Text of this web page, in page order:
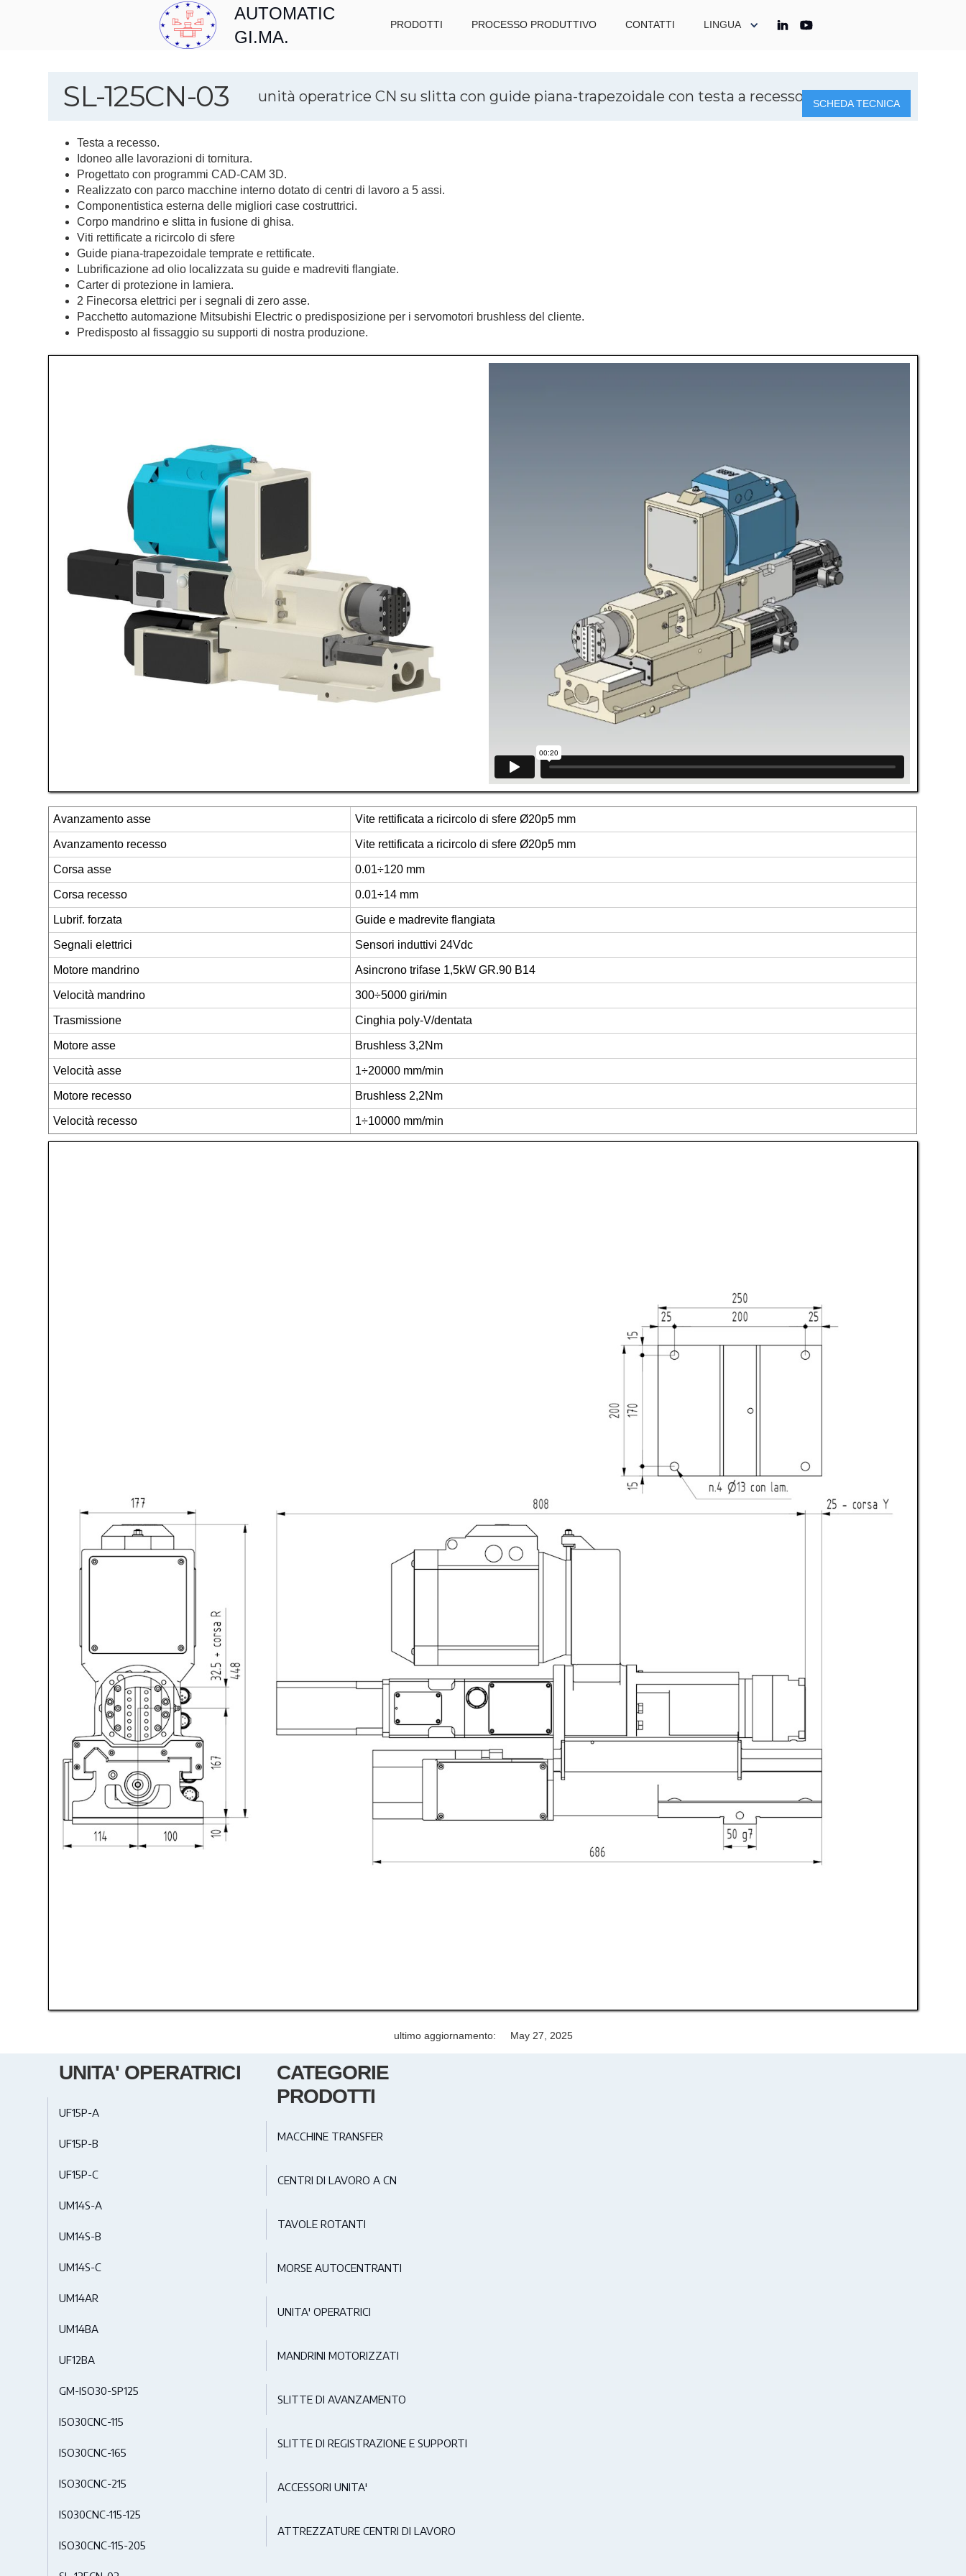
AUTOMATIC
GI.MA.
PRODOTTI PROCESSO PRODUTTIVO CONTATTI LINGUA
SL-125CN-03 unità operatrice CN su slitta con guide piana-trapezoidale con testa a recesso CNSCHEDA TECNICA
Testa a recesso.
Idoneo alle lavorazioni di tornitura.
Progettato con programmi CAD-CAM 3D.
Realizzato con parco macchine interno dotato di centri di lavoro a 5 assi.
Componentistica esterna delle migliori case costruttrici.
Corpo mandrino e slitta in fusione di ghisa.
Viti rettificate a ricircolo di sfere
Guide piana-trapezoidale temprate e rettificate.
Lubrificazione ad olio localizzata su guide e madreviti flangiate.
Carter di protezione in lamiera.
2 Finecorsa elettrici per i segnali di zero asse.
Pacchetto automazione Mitsubishi Electric o predisposizione per i servomotori brushless del cliente.
Predisposto al fissaggio su supporti di nostra produzione.
Avanzamento asse Vite rettificata a ricircolo di sfere Ø20p5 mm
Avanzamento recesso Vite rettificata a ricircolo di sfere Ø20p5 mm
Corsa asse 0.01÷120 mm
Corsa recesso 0.01÷14 mm
Lubrif. forzata Guide e madrevite flangiata
Segnali elettrici Sensori induttivi 24Vdc
Motore mandrino Asincrono trifase 1,5kW GR.90 B14
Velocità mandrino 300÷5000 giri/min
Trasmissione Cinghia poly-V/dentata
Motore asse Brushless 3,2Nm
Velocità asse 1÷20000 mm/min
Motore recesso Brushless 2,2Nm
Velocità recesso 1÷10000 mm/min
ultimo aggiornamento: May 27, 2025
UNITA' OPERATRICI
UF15P-A
UF15P-B
UF15P-C
UM14S-A
UM14S-B
UM14S-C
UM14AR
UM14BA
UF12BA
GM-ISO30-SP125
ISO30CNC-115
ISO30CNC-165
ISO30CNC-215
IS030CNC-115-125
ISO30CNC-115-205
CATEGORIE
PRODOTTI
MACCHINE TRANSFER
CENTRI DI LAVORO A CN
TAVOLE ROTANTI
MORSE AUTOCENTRANTI
UNITA' OPERATRICI
MANDRINI MOTORIZZATI
SLITTE DI AVANZAMENTO
SLITTE DI REGISTRAZIONE E SUPPORTI
ACCESSORI UNITA'
ATTREZZATURE CENTRI DI LAVORO